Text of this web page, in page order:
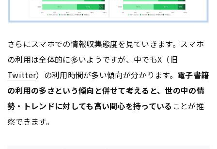
さらにスマホでの情報収集態度を見ていきます。スマホ
の利用は全体的に多いようですが、中でもX（旧
Twitter）の利用時間が多い傾向が分かります。 電子書籍
の利用の多さという傾向と併せて考えると、世の中の情
勢・トレンドに対しても高い関心を持っている ことが推
察できます。